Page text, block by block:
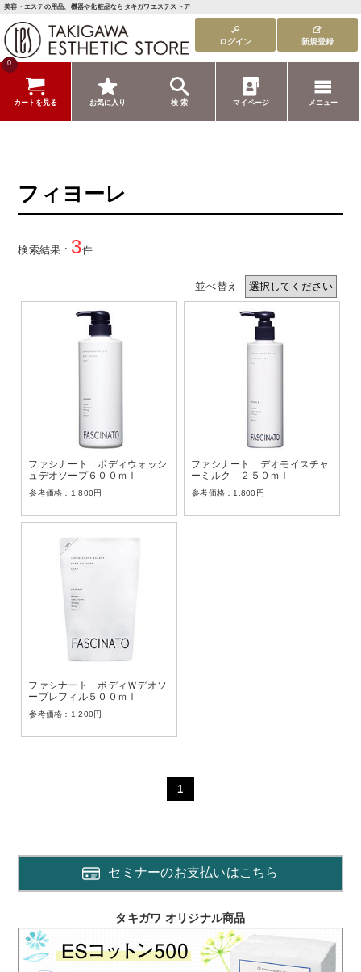
美容・エステの用品、機器や化粧品ならタキガワエステストア
ログイン 新規登録
0
カートを見る お気に入り 検 索 マイページ メニュー
フィヨーレ
検索結果 : 3件
並べ替え
ファシナート ボディウォッシ
ュデオソープ６００ｍｌ
1,800円
ファシナート デオモイスチャ
ーミルク ２５０ｍｌ
1,800円
ファシナート ボディＷデオソ
ープレフィル５００ｍｌ
1,200円
1
セミナーのお支払いはこちら
タキガワ オリジナル商品